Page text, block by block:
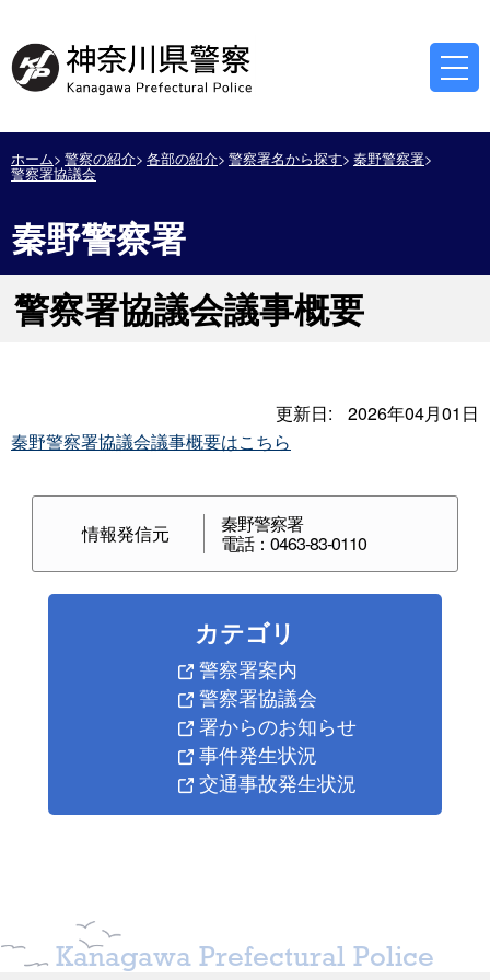
ホーム 警察の紹介 各部の紹介 警察署名から探す 秦野警察署
警察署協議会
秦野警察署
警察署協議会議事概要
更新日:
2026年04月01日
秦野警察署協議会議事概要はこちら
情報発信元 秦野警察署
電話：0463-83-0110
カテゴリ
警察署案内
警察署協議会
署からのお知らせ
事件発生状況
交通事故発生状況
Kanagawa Prefectural Police